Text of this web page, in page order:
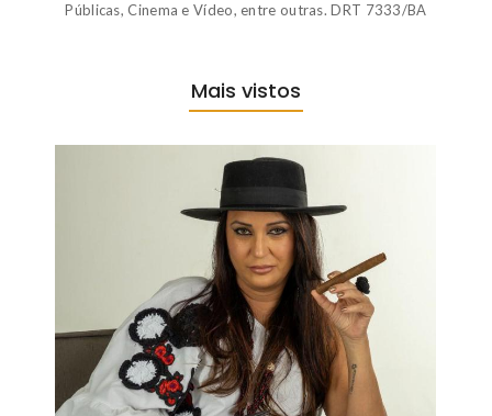
Públicas, Cinema e Vídeo, entre outras. DRT 7333/BA
Mais vistos